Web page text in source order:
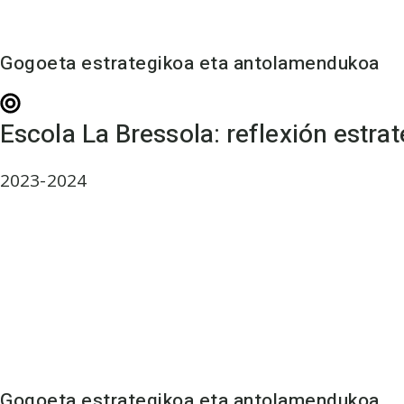
Gogoeta estrategikoa eta antolamendukoa
Escola La Bressola: reflexión
2023-2024